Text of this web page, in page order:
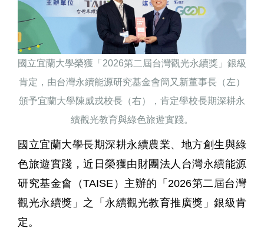
國立宜蘭大學榮獲「2026第二屆台灣觀光永續獎」銀級
肯定，由台灣永續能源研究基金會簡又新董事長（左）
頒予宜蘭大學陳威戎校長（右），肯定學校長期深耕永
續觀光教育與綠色旅遊實踐。
國立宜蘭大學長期深耕永續農業、地方創生與綠
色旅遊實踐，近日榮獲由財團法人台灣永續能源
研究基金會（TAISE ）主辦的「2026第二屆台灣
觀光永續獎」之「永續觀光教育推廣獎」銀級肯
定。